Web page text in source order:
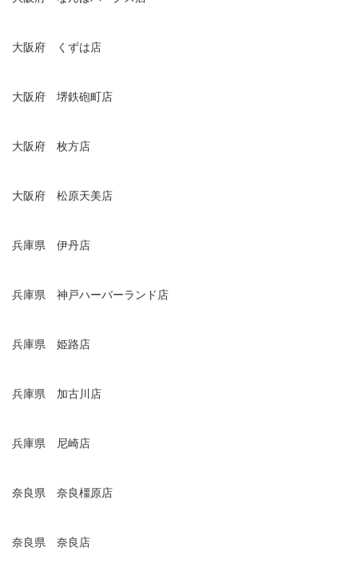
大阪府 くずは店
大阪府 堺鉄砲町店
大阪府 枚方店
大阪府 松原天美店
兵庫県 伊丹店
兵庫県 神戸ハーバーランド店
兵庫県 姫路店
兵庫県 加古川店
兵庫県 尼崎店
奈良県 奈良橿原店
奈良県 奈良店